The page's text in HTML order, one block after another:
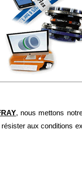
, nous mettons
aux conditions